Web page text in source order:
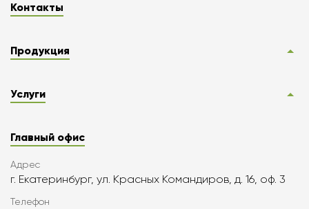
Контакты
Продукция
Услуги
Главный офис
Адрес
г. Екатеринбург, ул. Красных Командиров, д. 16, оф. 3
Телефон